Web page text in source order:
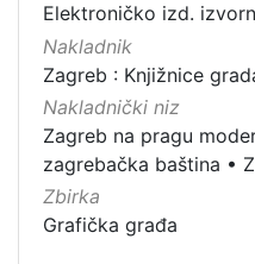
Elektroničko izd.
Nakladnik
Zagreb : Knjižnice
Nakladnički niz
Zagreb na pragu
zagrebačka baština •
Zbirka
Grafička građa